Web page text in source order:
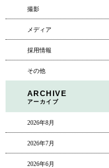
撮影
メディア
採用情報
その他
ARCHIVE
アーカイブ
2026年8月
2026年7月
2026年6月